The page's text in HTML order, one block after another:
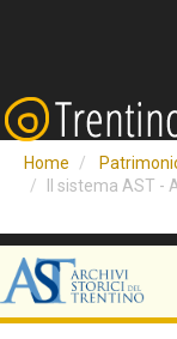
Home
Il sistema AST -